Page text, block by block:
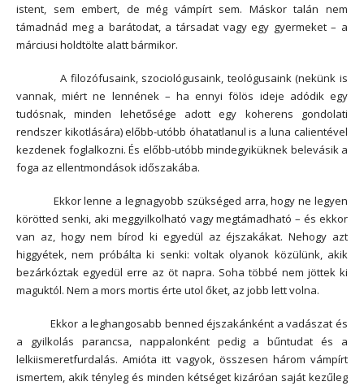
istent, sem embert, de még vámpírt sem. Máskor talán nem
támadnád meg a barátodat, a társadat vagy egy gyermeket – a
márciusi holdtölte alatt bármikor.
A filozófusaink, szociológusaink, teológusaink (nekünk is
vannak, miért ne lennének – ha ennyi fölös ideje adódik egy
tudósnak, minden lehetősége adott egy koherens gondolati
rendszer kikotlására) előbb-utóbb óhatatlanul is a luna calientével
kezdenek foglalkozni. És előbb-utóbb mindegyiküknek belevásik a
foga az ellentmondások időszakába.
Ekkor lenne a legnagyobb szükséged arra, hogy ne legyen
körötted senki, aki meggyilkolható vagy megtámadható – és ekkor
van az, hogy nem bírod ki egyedül az éjszakákat. Nehogy azt
higgyétek, nem próbálta ki senki: voltak olyanok közülünk, akik
bezárkóztak egyedül erre az öt napra. Soha többé nem jöttek ki
maguktól. Nem a mors mortis érte utol őket, az jobb lett volna.
Ekkor a leghangosabb benned éjszakánként a vadászat és
a gyilkolás parancsa, nappalonként pedig a bűntudat és a
lelkiismeretfurdalás. Amióta itt vagyok, összesen három vámpírt
ismertem, akik tényleg és minden kétséget kizáróan saját kezűleg